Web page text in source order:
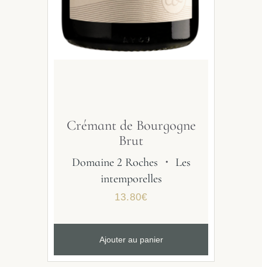
Crémant de Bourgogne
Brut
Domaine 2 Roches ・ Les
intemporelles
13.80€
Ajouter au panier